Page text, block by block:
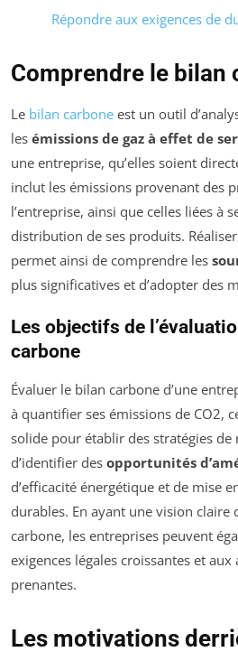
Répondre aux exigences de
Comprendre le bilan
Le bilan carbone est un outil
les émissions de gaz à effet de
une entreprise, qu’elles soient
inclut les émissions provenant des
l’entreprise, ainsi que celles liées à
distribution de ses produits.
permet ainsi de comprendre les
plus significatives et d’adopter des
Les objectifs de
carbone
Évaluer le bilan carbone d’une
à quantifier ses émissions de CO2,
solide pour établir des stratégies de
d’identifier des opportunités
d’efficacité énergétique et de mise
durables. En ayant une vision claire
carbone, les entreprises peuvent
exigences légales croissantes et
prenantes.
Les motivations